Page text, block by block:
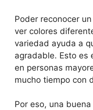
Poder reconocer
ver colores
variedad ayuda a
agradable. Esto es
en personas
mucho tiempo con
Por eso, una